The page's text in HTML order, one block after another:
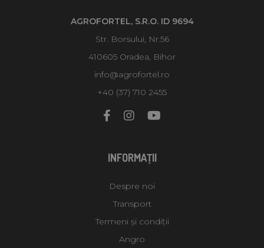
AGROFORTEL, S.R.O. ID 9694
Str. Borsului, Nr.56
410605 Oradea, Bihor
info@agrofortel.ro
+40 (37) 710 2455
INFORMAŢII
Despre noi
Transport
Termeni și condiții
Angro